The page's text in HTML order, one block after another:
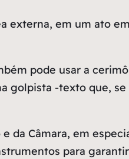
externa, em um ato
pode usar a
golpista -texto que, se
da Câmara, em
para